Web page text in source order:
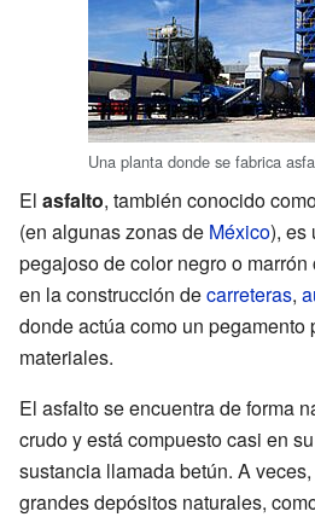
Una planta donde se fabrica
El asfalto, también conocido
(en algunas zonas de México), es
pegajoso de color negro o
en la construcción decarreteras,
donde actúa como un pegamento
materiales.
El asfalto se encuentra de forma
crudo y está compuesto casi en
sustancia llamada betún. A
grandes depósitos naturales,